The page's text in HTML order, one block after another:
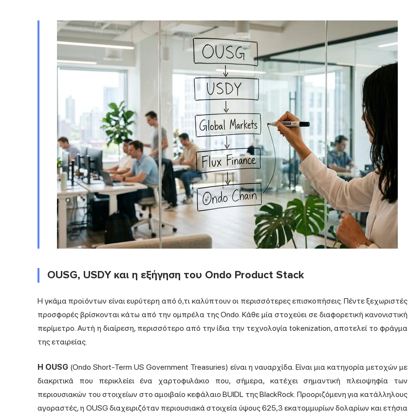
OUSG, USDY και η εξήγηση του Ondo Product Stack
Η γκάμα προϊόντων είναι ευρύτερη από ό,τι καλύπτουν οι περισσότερες επισκοπήσεις. Πέντε ξεχωριστές
προσφορές βρίσκονται κάτω από την ομπρέλα της Ondo. Κάθε μία στοχεύει σε διαφορετική κανονιστική
περίμετρο. Αυτή η διαίρεση, περισσότερο από την ίδια την τεχνολογία tokenization, αποτελεί το φράγμα
της εταιρείας.
Η OUSG(Ondo Short-Term US Government Treasuries) είναι η ναυαρχίδα. Είναι μια κατηγορία μετοχών με
διακριτικά που περικλείει ένα χαρτοφυλάκιο που, σήμερα, κατέχει σημαντική πλειοψηφία των
περιουσιακών του στοιχείων στο αμοιβαίο κεφάλαιοBUIDL της BlackRock. Προοριζόμενη για κατάλληλους
αγοραστές, η OUSG διαχειριζόταν περιουσιακά στοιχεία ύψους 625,3 εκατομμυρίων δολαρίων και ετήσια